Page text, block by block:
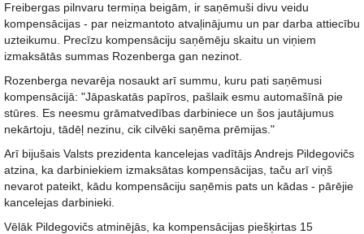
Freibergas pilnvaru termiņa beigām, ir saņēmuši divu veidu
kompensācijas - par neizmantoto atvaļinājumu un par darba attiecību
uzteikumu. Precīzu kompensāciju saņēmēju skaitu un viņiem
izmaksātās summas Rozenberga gan nezinot.
Rozenberga nevarēja nosaukt arī summu, kuru pati saņēmusi
kompensācijā: "Jāpaskatās papīros, pašlaik esmu automašīnā pie
stūres. Es neesmu grāmatvedības darbiniece un šos jautājumus
nekārtoju, tādēļ nezinu, cik cilvēki saņēma prēmijas."
Arī bijušais Valsts prezidenta kancelejas vadītājs Andrejs Pildegovičs
atzina, ka darbiniekiem izmaksātas kompensācijas, taču arī viņš
nevarot pateikt, kādu kompensāciju saņēmis pats un kādas - pārējie
kancelejas darbinieki.
Vēlāk Pildegovičs atminējās, ka kompensācijas piešķirtas 15